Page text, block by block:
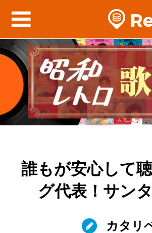
誰もが安心して
グ代表！サン
カタリ